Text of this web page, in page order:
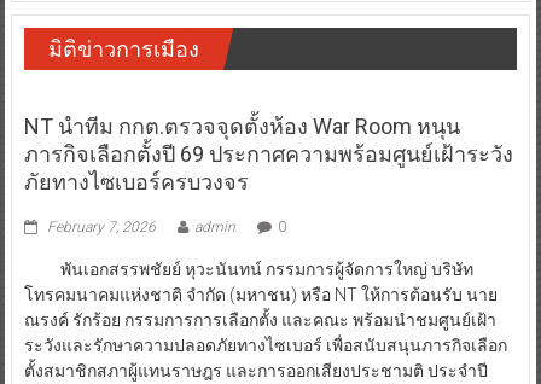
มิติข่าวการเมือง
NT นำทีม กกต.ตรวจจุดตั้งห้อง War Room หนุน
ภารกิจเลือกตั้งปี 69 ประกาศความพร้อมศูนย์เฝ้าระวัง
ภัยทางไซเบอร์ครบวงจร
February 7, 2026 admin 0
พันเอกสรรพชัยย์ หุวะนันทน์ กรรมการผู้จัดการใหญ่ บริษัท
โทรคมนาคมแห่งชาติ จำกัด (มหาชน) หรือ NT ให้การต้อนรับ นาย
ณรงค์ รักร้อย กรรมการการเลือกตั้ง และคณะ พร้อมนำชมศูนย์เฝ้า
ระวังและรักษาความปลอดภัยทางไซเบอร์ เพื่อสนับสนุนภารกิจเลือก
ตั้งสมาชิกสภาผู้แทนราษฎร และการออกเสียงประชามติ ประจำปี